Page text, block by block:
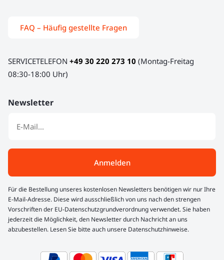
FAQ – Häufig gestellte Fragen
SERVICETELEFON +49 30 220 273 10 (Montag-Freitag
08:30-18:00 Uhr)
Newsletter
Anmelden
Für die Bestellung unseres kostenlosen Newsletters benötigen wir nur Ihre
E-Mail-Adresse. Diese wird ausschließlich von uns nach den strengen
Vorschriften der EU-Datenschutzgrundverordnung verwendet. Sie haben
jederzeit die Möglichkeit, den Newsletter durch Nachricht an uns
abzubestellen. Lesen Sie bitte auch unsere Datenschutzhinweise.